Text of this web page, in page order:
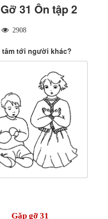
31 Ôn tập 2
2908
tâm tới người khác?
Gặp gỡ 31